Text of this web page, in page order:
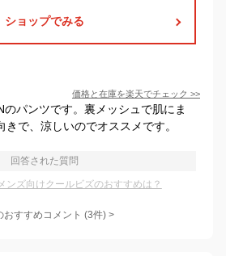
ショップでみる
価格と在庫を楽天でチェック >>
のパンツです。裏メッシュで肌にま
きで、涼しいのでオススメです。
回答された質問
ンズ向けクールビズのおすすめは？
おすすめコメント (3件) >